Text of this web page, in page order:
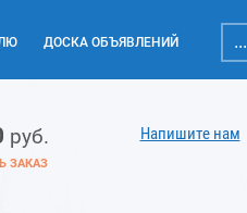
ДОСКА ОБЪЯВЛЕНИЙ ...
руб.
ЗАКАЗ
Напишите нам